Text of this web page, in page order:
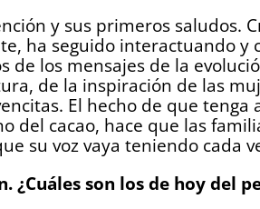
y sus primeros saludos.
ha seguido interactuando y
de los mensajes de la
de la inspiración de las
El hecho de que tenga
del cacao, hace que las
su voz vaya teniendo cada
¿Cuáles son los de hoy del